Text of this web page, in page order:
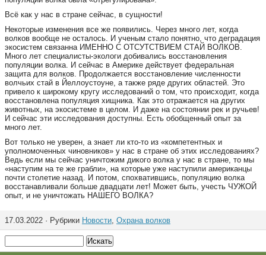
Всё как у нас в стране сейчас, в сущности!
Некоторые изменения все же появились. Через много лет, когда
волков вообще не осталось. И ученым стало понятно, что деградация
экосистем связанна ИМЕННО С ОТСУТСТВИЕМ СТАЙ ВОЛКОВ.
Много лет специалисты-экологи добивались восстановления
популяции волка. И сейчас в Америке действует федеральная
защита для волков. Продолжается восстановление численности
волчьих стай в Йеллоустоуне, а также ряде других областей. Это
привело к широкому кругу исследований о том, что происходит, когда
восстановлена популяция хищника. Как это отражается на других
животных, на экосистеме в целом. И даже на состоянии рек и ручьев!
И сейчас эти исследования доступны. Есть обобщенный опыт за
много лет.
Вот только не уверен, а знает ли кто-то из «компетентных и
уполномоченных чиновников» у нас в стране об этих исследованиях?
Ведь если мы сейчас уничтожим дикого волка у нас в стране, то мы
«наступим на те же грабли», на которые уже наступили американцы
почти столетие назад. И потом, спохватившись, популяцию волка
восстанавливали больше двадцати лет! Может быть, учесть ЧУЖОЙ
опыт, и не уничтожать НАШЕГО ВОЛКА?
17.03.2022 · Рубрики Новости, Охрана волков